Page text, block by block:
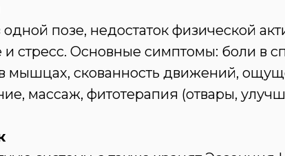
позе, недостаток физической
стресс. Основные симптомы: боли в
мышцах, скованность движений,
массаж, фитотерапия (отвары,